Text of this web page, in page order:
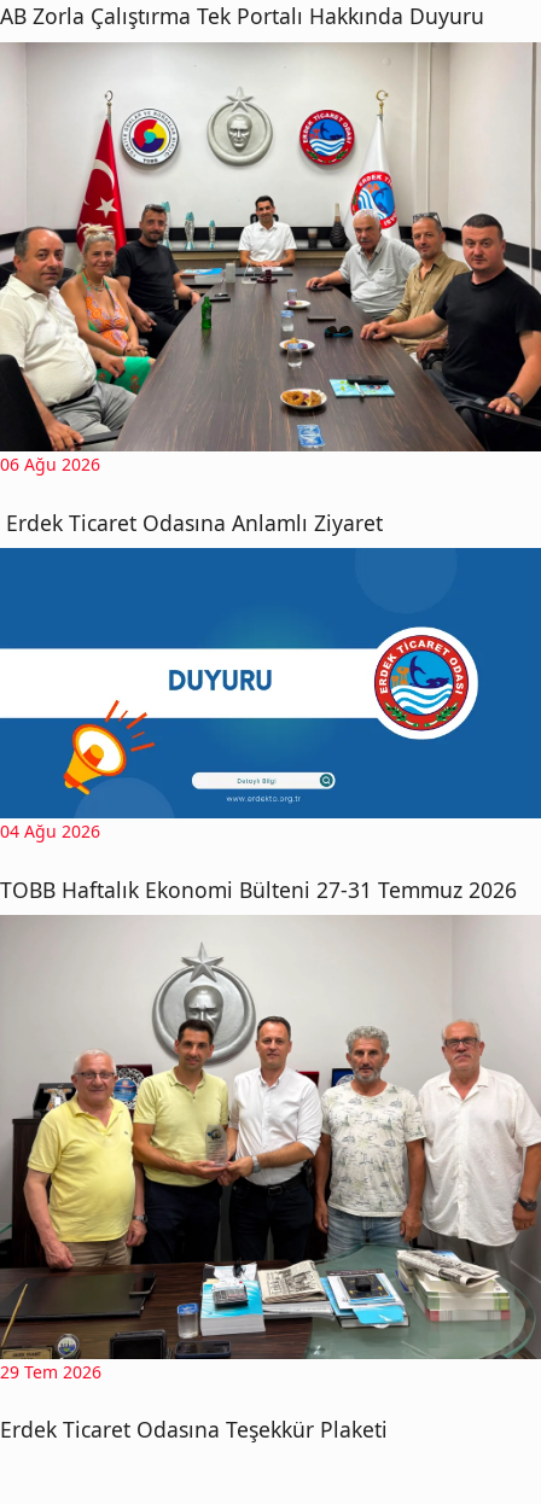
AB Zorla Çalıştırma Tek Portalı Hakkında Duyuru
06 Ağu 2026
Erdek Ticaret Odasına Anlamlı Ziyaret
04 Ağu 2026
TOBB Haftalık Ekonomi Bülteni 27-31 Temmuz 2026
29 Tem 2026
Erdek Ticaret Odasına Teşekkür Plaketi